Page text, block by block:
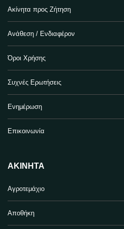
Ακίνητα προς Ζήτηση
Ανάθεση / Ενδιαφέρον
Όροι Χρήσης
Συχνές Ερωτήσεις
Ενημέρωση
Επικοινωνία
ΑΚΊΝΗΤΑ
Αγροτεμάχιο
Αποθήκη